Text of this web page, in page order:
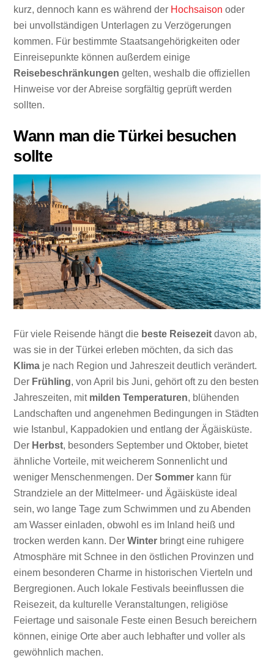
kurz, dennoch kann es während der Hochsaison oder
bei unvollständigen Unterlagen zu Verzögerungen
kommen. Für bestimmte Staatsangehörigkeiten oder
Einreisepunkte können außerdem einige
Reisebeschränkungen gelten, weshalb die offiziellen
Hinweise vor der Abreise sorgfältig geprüft werden
sollten.
Wann man die Türkei besuchen
sollte
Für viele Reisende hängt die beste Reisezeit davon ab,
was sie in der Türkei erleben möchten, da sich das
Klima je nach Region und Jahreszeit deutlich verändert.
Der Frühling, von April bis Juni, gehört oft zu den besten
Jahreszeiten, mit milden Temperaturen, blühenden
Landschaften und angenehmen Bedingungen in Städten
wie Istanbul, Kappadokien und entlang der Ägäisküste.
Der Herbst, besonders September und Oktober, bietet
ähnliche Vorteile, mit weicherem Sonnenlicht und
weniger Menschenmengen. DerSommer kann für
Strandziele an der Mittelmeer- und Ägäisküste ideal
sein, wo lange Tage zum Schwimmen und zu Abenden
am Wasser einladen, obwohl es im Inland heiß und
trocken werden kann. DerWinter bringt eine ruhigere
Atmosphäre mit Schnee in den östlichen Provinzen und
einem besonderen Charme in historischen Vierteln und
Bergregionen. Auch lokale Festivals beeinflussen die
Reisezeit, da kulturelle Veranstaltungen, religiöse
Feiertage und saisonale Feste einen Besuch bereichern
können, einige Orte aber auch lebhafter und voller als
gewöhnlich machen.